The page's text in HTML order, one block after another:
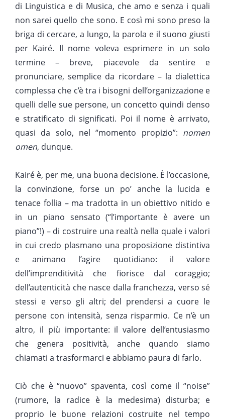
di Linguistica e di Musica, che amo e senza i quali
non sarei quello che sono. E così mi sono preso la
briga di cercare, a lungo, la parola e il suono giusti
per Kairé. Il nome voleva esprimere in un solo
termine – breve, piacevole da sentire e
pronunciare, semplice da ricordare – la dialettica
complessa che c’è tra i bisogni dell’organizzazione e
quelli delle sue persone, un concetto quindi denso
e stratificato di significati. Poi il nome è arrivato,
quasi da solo, nel “momento propizio”: nomen
omen, dunque.
Kairé è, per me, una buona decisione. È l’occasione,
la convinzione, forse un po’ anche la lucida e
tenace follia – ma tradotta in un obiettivo nitido e
in un piano sensato (“l’importante è avere un
piano”!) – di costruire una realtà nella quale i valori
in cui credo plasmano una proposizione distintiva
e animano l’agire quotidiano: il valore
dell’imprenditività che fiorisce dal coraggio;
dell’autenticità che nasce dalla franchezza, verso sé
stessi e verso gli altri; del prendersi a cuore le
persone con intensità, senza risparmio. Ce n’è un
altro, il più importante: il valore dell’entusiasmo
che genera positività, anche quando siamo
chiamati a trasformarci e abbiamo paura di farlo.
Ciò che è “nuovo” spaventa, così come il “noise”
(rumore, la radice è la medesima) disturba; e
proprio le buone relazioni costruite nel tempo